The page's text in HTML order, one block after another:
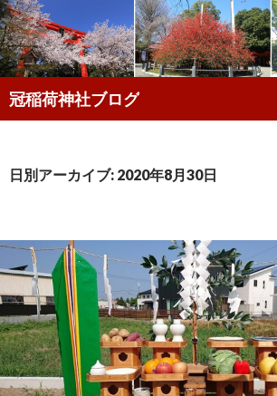
冠稲荷神社ブログ
索
ン
動
日別アーカイブ: 2020年8月30日